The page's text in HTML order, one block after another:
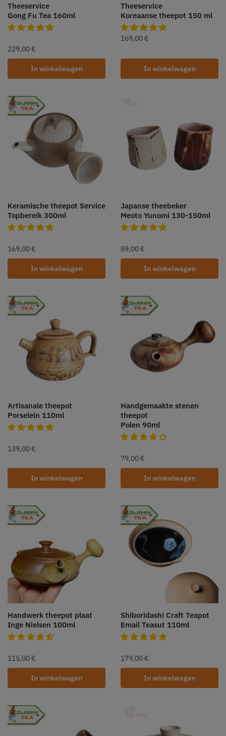
Theeservice
Gong Fu Tea 160ml
229,00 €
In winkelwagen
Theeservice
Koreaanse theepot 150 ml
169,00 €
In winkelwagen
Keramische theepot Service
Topbereik 300ml
169,00 €
In winkelwagen
Japanse theebeker
Meoto Yunomi 130-150ml
89,00 €
In winkelwagen
Artisanale theepot
Porselein 110ml
139,00 €
In winkelwagen
Handgemaakte stenen
theepot
Polen 90ml
79,00 €
In winkelwagen
Handwerk theepot plaat
Inge Nielsen 100ml
115,00 €
In winkelwagen
Shiboridashi Craft Teapot
Email Teasut 110ml
179,00 €
In winkelwagen